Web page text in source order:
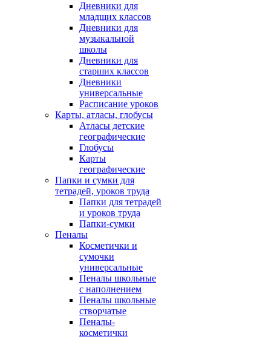
Дневники для
младщих классов
Дневники для
музыкальной
школы
Дневники для
старших классов
Дневники
универсальные
Расписание уроков
Карты, атласы, глобусы
Атласы детские
географические
Глобусы
Карты
географические
Папки и сумки для
тетрадей, уроков труда
Папки для тетрадей
и уроков труда
Папки-сумки
Пеналы
Косметички и
сумочки
универсальные
Пеналы школьные
с наполнением
Пеналы школьные
створчатые
Пеналы-
косметички